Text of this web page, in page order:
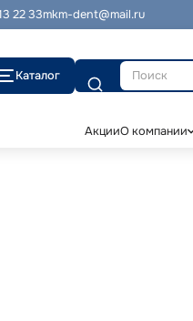
22 33mkm-dent@mail.ru
Каталог
Поиск
АкцииО компании